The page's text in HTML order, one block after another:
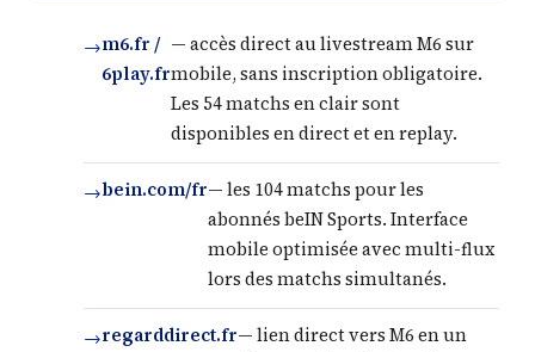
m6.fr /
6play.fr
— accès direct au livestream M6 sur
mobile, sans inscription obligatoire.
Les 54 matchs en clair sont
disponibles en direct et en replay.
bein.com/fr— les 104 matchs pour les
abonnés beIN Sports. Interface
mobile optimisée avec multi-flux
lors des matchs simultanés.
regarddirect.fr— lien direct vers M6 en un